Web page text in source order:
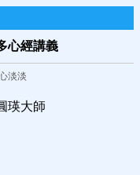
心經講義
淡淡
瑛大師